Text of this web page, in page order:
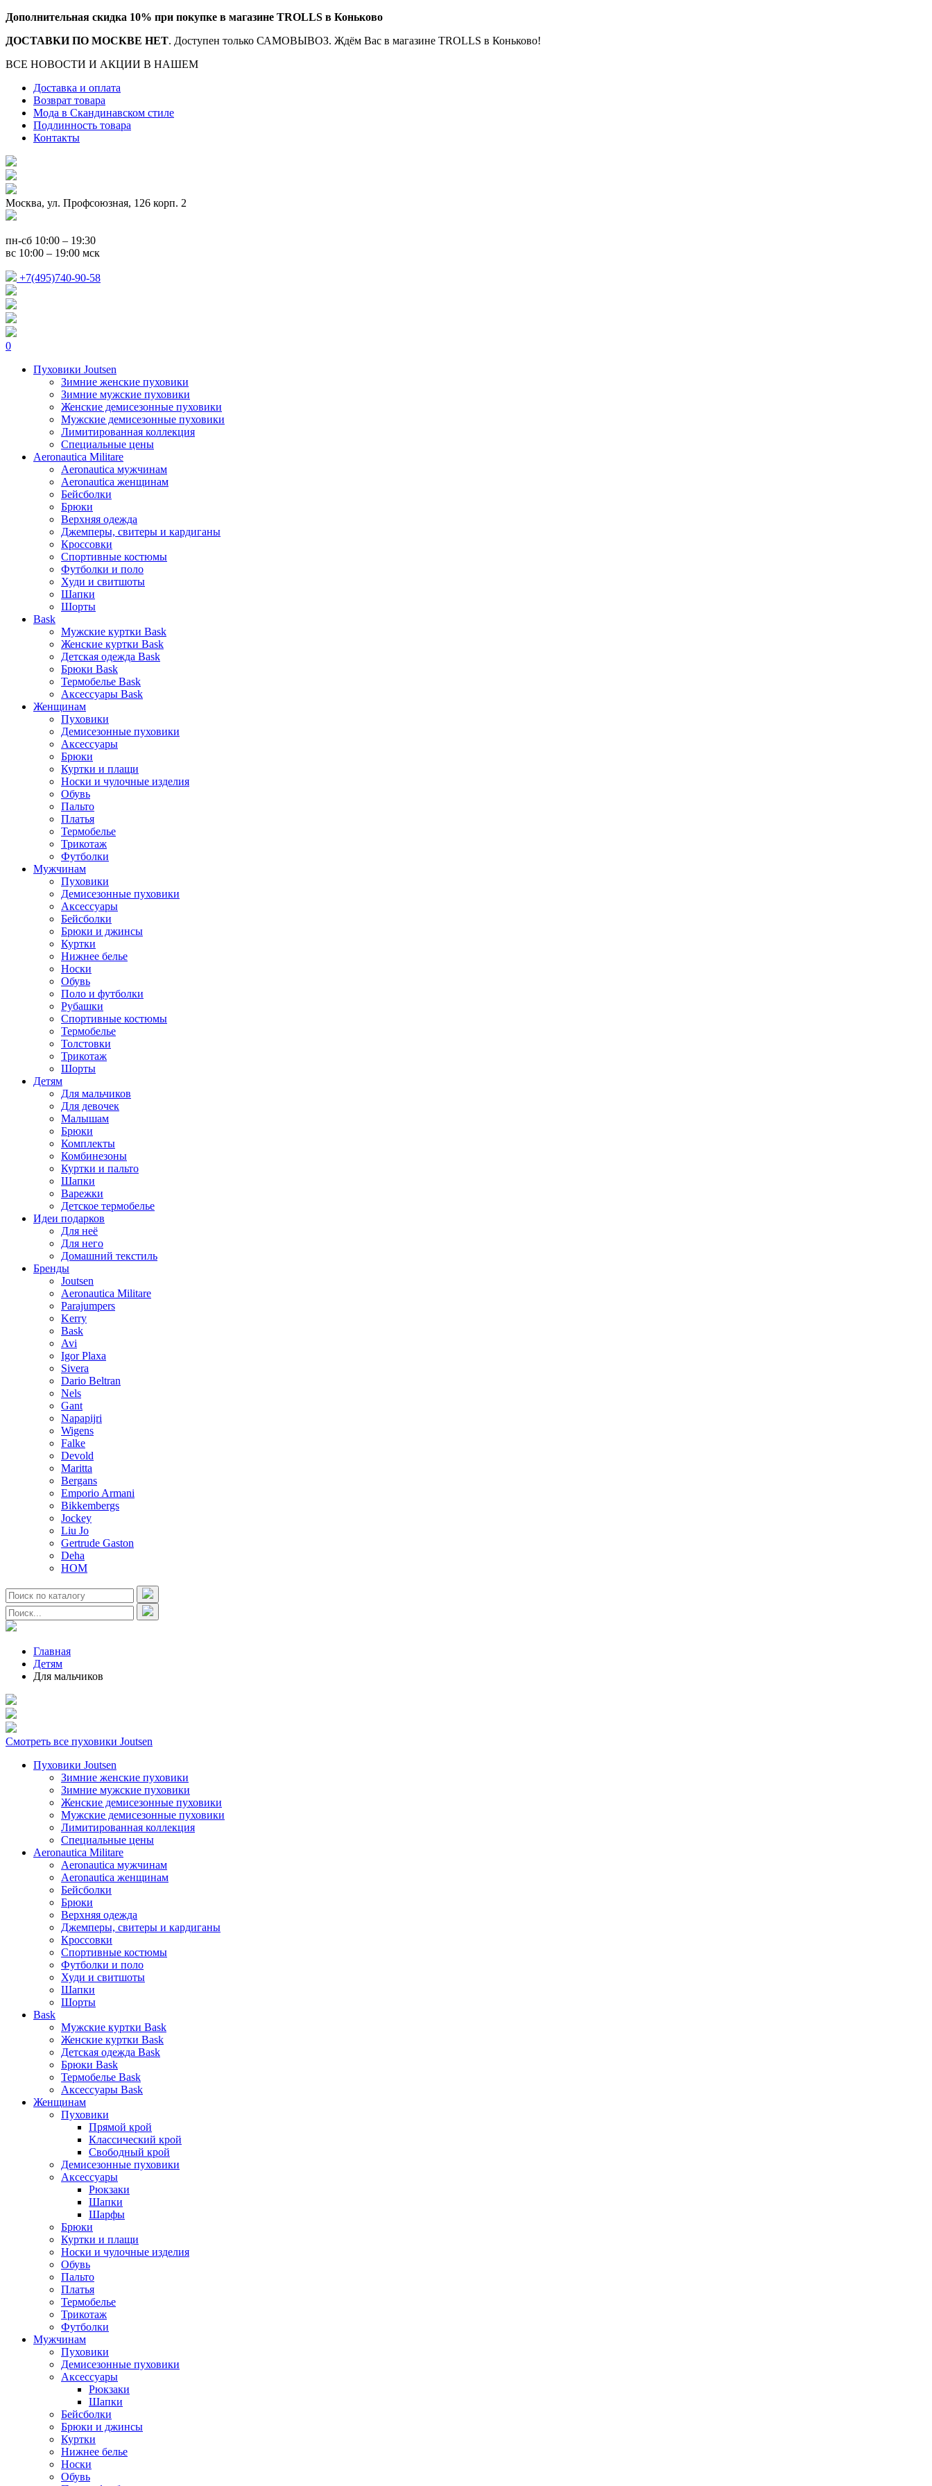
Дополнительная скидка 10% при покупке в магазине TROLLS в Коньково
ДОСТАВКИ ПО МОСКВЕ НЕТ. Доступен только САМОВЫВОЗ. Ждём Вас в магазине TROLLS в Коньково!
ВСЕ НОВОСТИ И АКЦИИ В НАШЕМ
Доставка и оплата
Возврат товара
Мода в Скандинавском стиле
Подлинность товара
Контакты
Москва, ул. Профсоюзная, 126 корп. 2
пн-сб 10:00 – 19:30
вс 10:00 – 19:00 мск
+7(495)740-90-58
0
Пуховики Joutsen
Зимние женские пуховики
Зимние мужские пуховики
Женские демисезонные пуховики
Мужские демисезонные пуховики
Лимитированная коллекция
Специальные цены
Aeronautica Militare
Aeronautica мужчинам
Aeronautica женщинам
Бейсболки
Брюки
Верхняя одежда
Джемперы, свитеры и кардиганы
Кроссовки
Спортивные костюмы
Футболки и поло
Худи и свитшоты
Шапки
Шорты
Bask
Мужские куртки Bask
Женские куртки Bask
Детская одежда Bask
Брюки Bask
Термобелье Bask
Аксессуары Bask
Женщинам
Пуховики
Демисезонные пуховики
Аксессуары
Брюки
Куртки и плащи
Носки и чулочные изделия
Обувь
Пальто
Платья
Термобелье
Трикотаж
Футболки
Мужчинам
Пуховики
Демисезонные пуховики
Аксессуары
Бейсболки
Брюки и джинсы
Куртки
Нижнее белье
Носки
Обувь
Поло и футболки
Рубашки
Спортивные костюмы
Термобелье
Толстовки
Трикотаж
Шорты
Детям
Для мальчиков
Для девочек
Малышам
Брюки
Комплекты
Комбинезоны
Куртки и пальто
Шапки
Варежки
Детское термобелье
Идеи подарков
Для неё
Для него
Домашний текстиль
Бренды
Joutsen
Aeronautica Militare
Parajumpers
Kerry
Bask
Avi
Igor Plaxa
Sivera
Dario Beltran
Nels
Gant
Napapijri
Wigens
Falke
Devold
Maritta
Bergans
Emporio Armani
Bikkembergs
Jockey
Liu Jo
Gertrude Gaston
Deha
HOM
Главная
Детям
Для мальчиков
Смотреть все пуховики Joutsen
Пуховики Joutsen
Зимние женские пуховики
Зимние мужские пуховики
Женские демисезонные пуховики
Мужские демисезонные пуховики
Лимитированная коллекция
Специальные цены
Aeronautica Militare
Aeronautica мужчинам
Aeronautica женщинам
Бейсболки
Брюки
Верхняя одежда
Джемперы, свитеры и кардиганы
Кроссовки
Спортивные костюмы
Футболки и поло
Худи и свитшоты
Шапки
Шорты
Bask
Мужские куртки Bask
Женские куртки Bask
Детская одежда Bask
Брюки Bask
Термобелье Bask
Аксессуары Bask
Женщинам
Пуховики
Прямой крой
Классический крой
Свободный крой
Демисезонные пуховики
Аксессуары
Рюкзаки
Шапки
Шарфы
Брюки
Куртки и плащи
Носки и чулочные изделия
Обувь
Пальто
Платья
Термобелье
Трикотаж
Футболки
Мужчинам
Пуховики
Демисезонные пуховики
Аксессуары
Рюкзаки
Шапки
Бейсболки
Брюки и джинсы
Куртки
Нижнее белье
Носки
Обувь